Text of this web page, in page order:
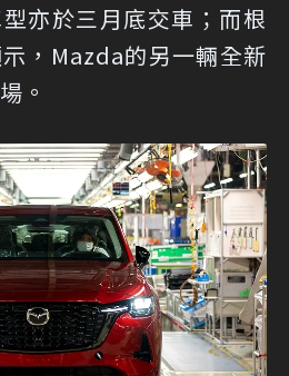
亦於三月底交車；而根
，Mazda的另一輛全新
。